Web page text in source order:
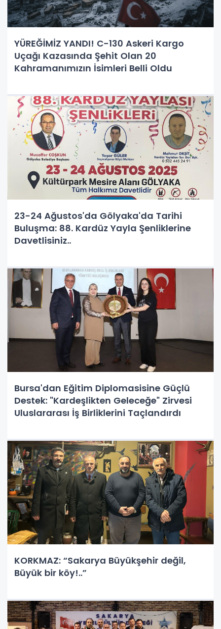
YÜREĞİMİZ YANDI! C-130 Askeri Kargo
Uçağı Kazasında Şehit Olan 20
Kahramanımızın İsimleri Belli Oldu
23-24 Ağustos'da Gölyaka'da Tarihi
Buluşma: 88. Kardüz Yayla Şenliklerine
Davetlisiniz..
Bursa'dan Eğitim Diplomasisine Güçlü
Destek: "Kardeşlikten Geleceğe" Zirvesi
Uluslararası İş Birliklerini Taçlandırdı
KORKMAZ: “Sakarya Büyükşehir değil,
Büyük bir köy!..”